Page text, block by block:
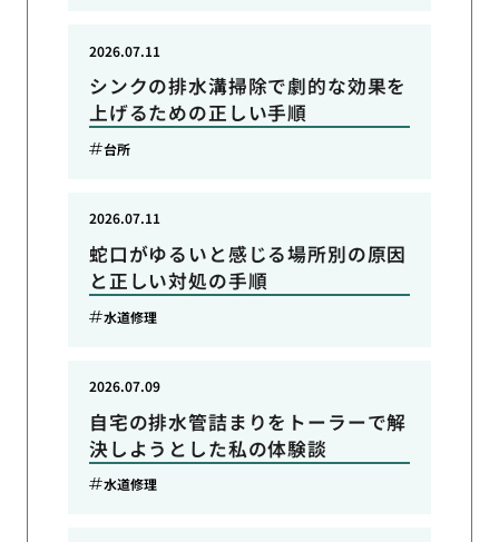
シンクの排水溝掃除で劇的な効果を
上げるための正しい手順
2026.07.11
台所
蛇口がゆるいと感じる場所別の原因
と正しい対処の手順
2026.07.11
水道修理
自宅の排水管詰まりをトーラーで解
決しようとした私の体験談
2026.07.09
水道修理